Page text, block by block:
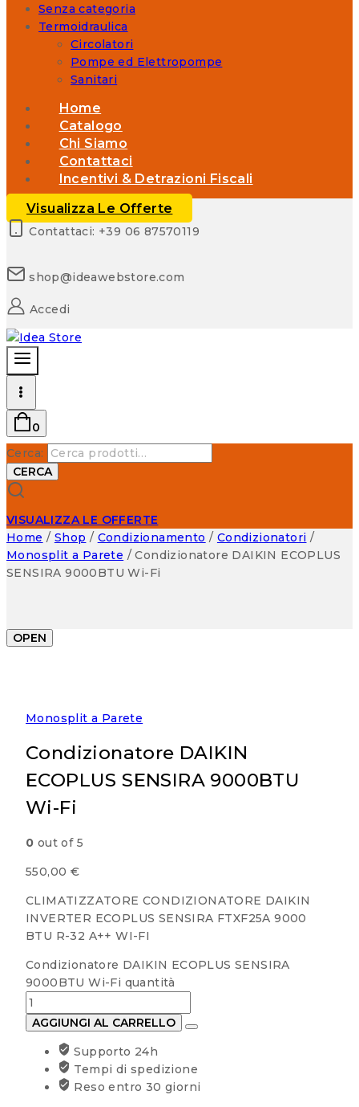
Senza categoria
Termoidraulica
Circolatori
Pompe ed Elettropompe
Sanitari
Home
Catalogo
Chi Siamo
Contattaci
Incentivi & Detrazioni Fiscali
Visualizza Le Offerte
Contattaci: +39 06 87570119
shop@ideawebstore.com
Accedi
0
Cerca:
CERCA
VISUALIZZA LE OFFERTE
Home / Shop / Condizionamento / Condizionatori /
Monosplit a Parete / Condizionatore DAIKIN ECOPLUS
SENSIRA 9000BTU Wi-Fi
OPEN
Monosplit a Parete
Condizionatore DAIKIN
ECOPLUS SENSIRA 9000BTU
Wi-Fi
0 out of 5
550,00 €
CLIMATIZZATORE CONDIZIONATORE DAIKIN
INVERTER ECOPLUS SENSIRA FTXF25A 9000
BTU R-32 A++ WI-FI
Condizionatore DAIKIN ECOPLUS SENSIRA
9000BTU Wi-Fi quantità
AGGIUNGI AL CARRELLO
Supporto 24h
Tempi di spedizione
Reso entro 30 giorni